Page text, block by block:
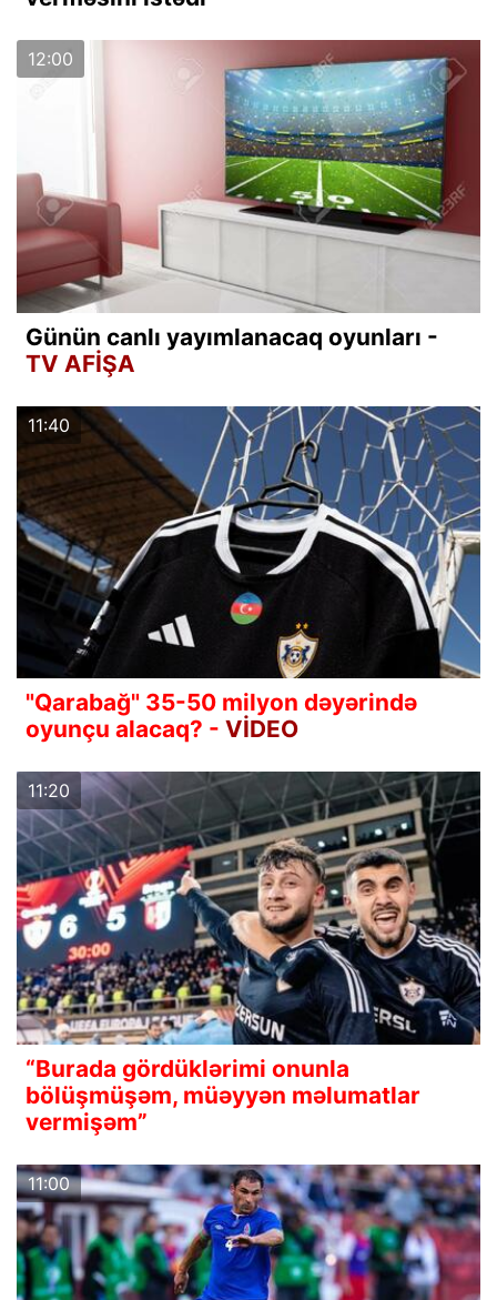
12:00
Günün canlı yayımlanacaq oyunları -
TV AFİŞA
11:40
"Qarabağ" 35-50 milyon dəyərində
oyunçu alacaq? - VİDEO
11:20
“Burada gördüklərimi onunla
bölüşmüşəm, müəyyən məlumatlar
vermişəm”
11:00